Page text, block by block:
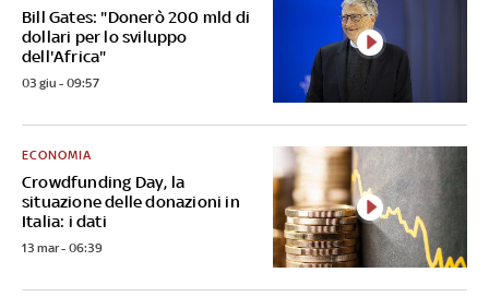
Bill Gates: "Donerò 200 mld di
dollari per lo sviluppo
dell'Africa"
03 giu - 09:57
Crowdfunding Day, la
situazione delle donazioni in
Italia: i dati
ECONOMIA
13 mar - 06:39